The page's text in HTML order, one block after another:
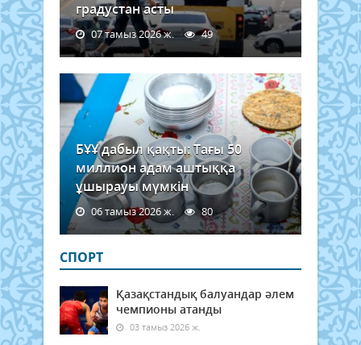
градустан асты
07 тамыз 2026 ж. 49
БҰҰ дабыл қақты: Тағы 50
миллион адам аштыққа
ұшырауы мүмкін
06 тамыз 2026 ж. 80
СПОРТ
Қазақстандық балуандар әлем
чемпионы атанды
03 тамыз 2026 ж.